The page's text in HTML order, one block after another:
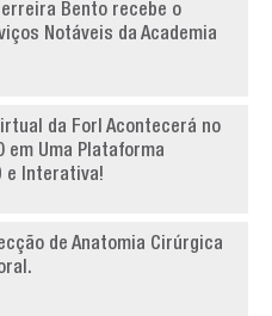
Bento recebe o
Notáveis da Academia
da Forl Acontecerá no
em Uma Plataforma
e Interativa!
de Anatomia Cirúrgica